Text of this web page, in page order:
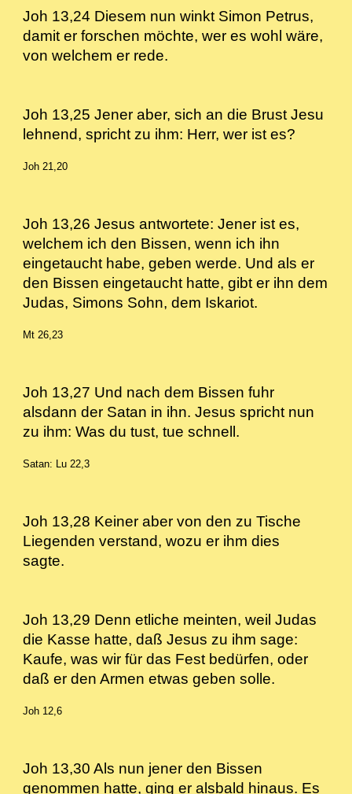
Joh 13,24 Diesem nun winkt Simon Petrus,
damit er forschen möchte, wer es wohl wäre,
von welchem er rede.
Joh 13,25 Jener aber, sich an die Brust Jesu
lehnend, spricht zu ihm: Herr, wer ist es?
Joh 21,20
Joh 13,26 Jesus antwortete: Jener ist es,
welchem ich den Bissen, wenn ich ihn
eingetaucht habe, geben werde. Und als er
den Bissen eingetaucht hatte, gibt er ihn dem
Judas, Simons Sohn, dem Iskariot.
Mt 26,23
Joh 13,27 Und nach dem Bissen fuhr
alsdann der Satan in ihn. Jesus spricht nun
zu ihm: Was du tust, tue schnell.
Satan: Lu 22,3
Joh 13,28 Keiner aber von den zu Tische
Liegenden verstand, wozu er ihm dies
sagte.
Joh 13,29 Denn etliche meinten, weil Judas
die Kasse hatte, daß Jesus zu ihm sage:
Kaufe, was wir für das Fest bedürfen, oder
daß er den Armen etwas geben solle.
Joh 12,6
Joh 13,30 Als nun jener den Bissen
genommen hatte, ging er alsbald hinaus. Es